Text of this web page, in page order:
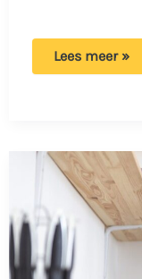
Esther
dochter
zat:
‘Wie
niet
luisteren
wil
moet
maar
voelen’
Lees meer »